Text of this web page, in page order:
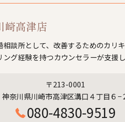
高津店
談所として、改善するためのカリ
グ経験を持つカウンセラーが支援し
〒213-0001
神奈川県川崎市高津区溝口４丁目６−
080-4830-9519